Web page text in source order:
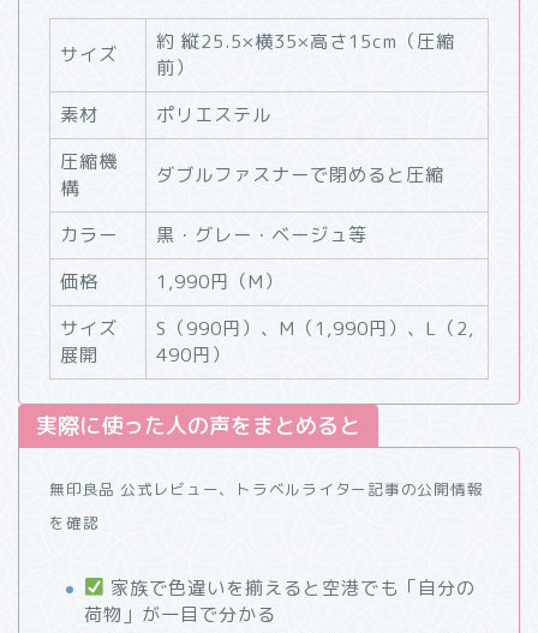
サイズ
約 縦25.5×横35×高さ15cm（圧縮
前）
素材
ポリエステル
圧縮機
構
ダブルファスナーで閉めると圧縮
カラー
黒・グレー・ベージュ等
価格
1,990円（M）
サイズ
展開
S（990円）、M（1,990円）、L（2,
490円）
実際に使った人の声をまとめると
無印良品 公式レビュー、トラベルライター記事の公開情報
を確認
家族で色違いを揃えると空港でも「自分の
荷物」が一目で分かる